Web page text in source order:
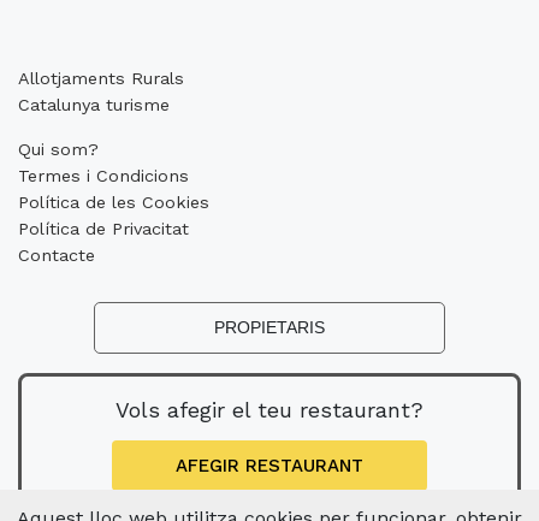
Allotjaments Rurals
Catalunya turisme
Qui som?
Termes i Condicions
Política de les Cookies
Política de Privacitat
Contacte
PROPIETARIS
Vols afegir el teu restaurant?
AFEGIR RESTAURANT